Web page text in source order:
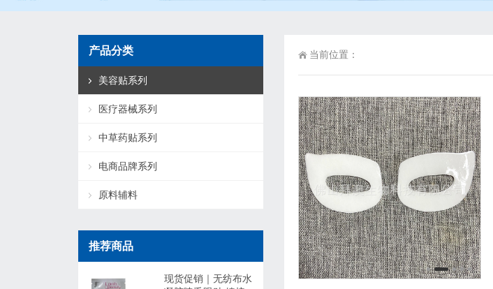
当前位置：
产品分类
美容贴系列
医疗器械系列
中草药贴系列
电商品牌系列
原料辅料
推荐商品
现货促销｜无纺布水